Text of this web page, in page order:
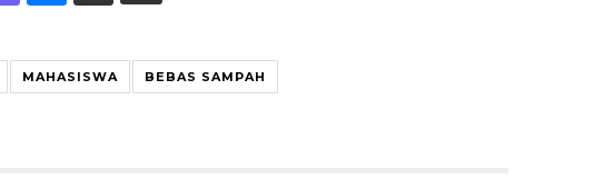
MAHASISWA BEBAS SAMPAH